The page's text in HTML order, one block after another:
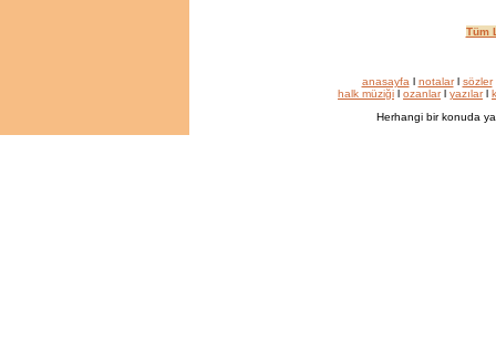
Tüm
anasayfa l notalarl sözler
halk müziği l ozanlarl yazılarl
Herhangi bir konuda